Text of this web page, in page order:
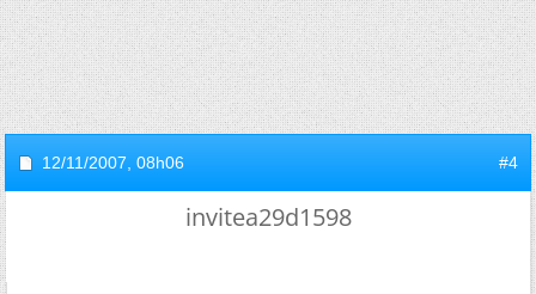
12/11/2007, 08h06 #4
invitea29d1598